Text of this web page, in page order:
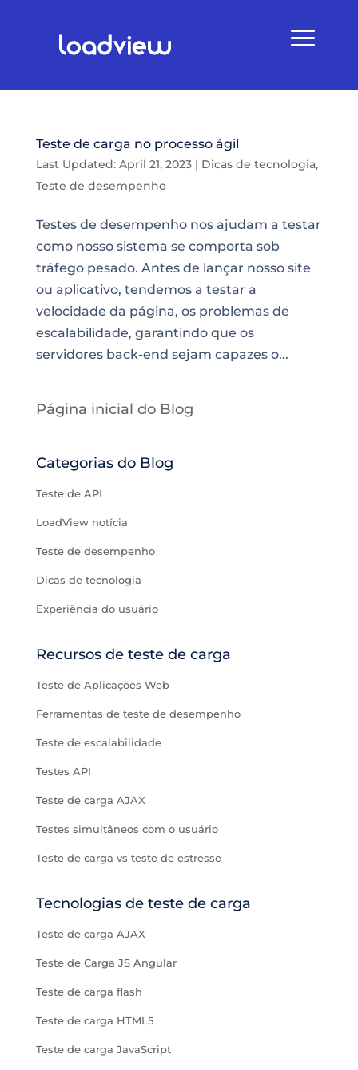
Teste de carga no processo ágil
Last Updated: April 21, 2023| Dicas de tecnologia,
Teste de desempenho
Testes de desempenho nos ajudam a testar
como nosso sistema se comporta sob
tráfego pesado. Antes de lançar nosso site
ou aplicativo, tendemos a testar a
velocidade da página, os problemas de
escalabilidade, garantindo que os
servidores back-end sejam capazes o...
Página inicial do Blog
Categorias do Blog
Teste de API
LoadView notícia
Teste de desempenho
Dicas de tecnologia
Experiência do usuário
Recursos de teste de carga
Teste de Aplicações Web
Ferramentas de teste de desempenho
Teste de escalabilidade
Testes API
Teste de carga AJAX
Testes simultâneos com o usuário
Teste de carga vs teste de estresse
Tecnologias de teste de carga
Teste de carga AJAX
Teste de Carga JS Angular
Teste de carga flash
Teste de carga HTML5
Teste de carga JavaScript